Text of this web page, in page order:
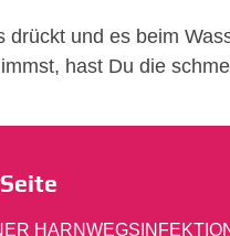
drückt und es beim
hast Du die